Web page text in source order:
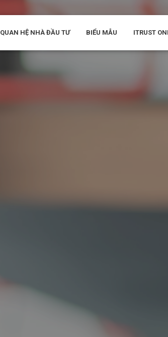
QUAN HỆ NHÀ ĐẦU TƯ BIỂU MẪU ITRUST